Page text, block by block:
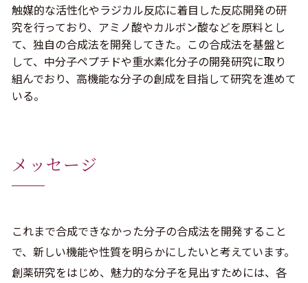
触媒的な活性化やラジカル反応に着目した反応開発の研
究を行っており、アミノ酸やカルボン酸などを原料とし
て、独自の合成法を開発してきた。この合成法を基盤と
して、中分子ペプチドや重水素化分子の開発研究に取り
組んでおり、高機能な分子の創成を目指して研究を進めて
いる。
メッセージ
これまで合成できなかった分子の合成法を開発すること
で、新しい機能や性質を明らかにしたいと考えています。
創薬研究をはじめ、魅力的な分子を見出すためには、各